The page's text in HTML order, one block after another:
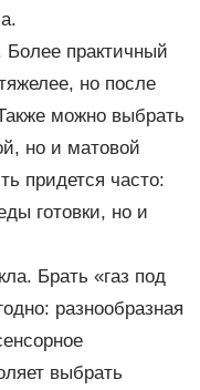
практичный
но после
можно выбрать
но и матовой
придется часто:
готовки, но и
Брать «газ под
разнообразная
выбрать